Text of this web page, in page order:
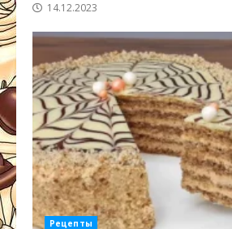
14.12.2023
Рецепты